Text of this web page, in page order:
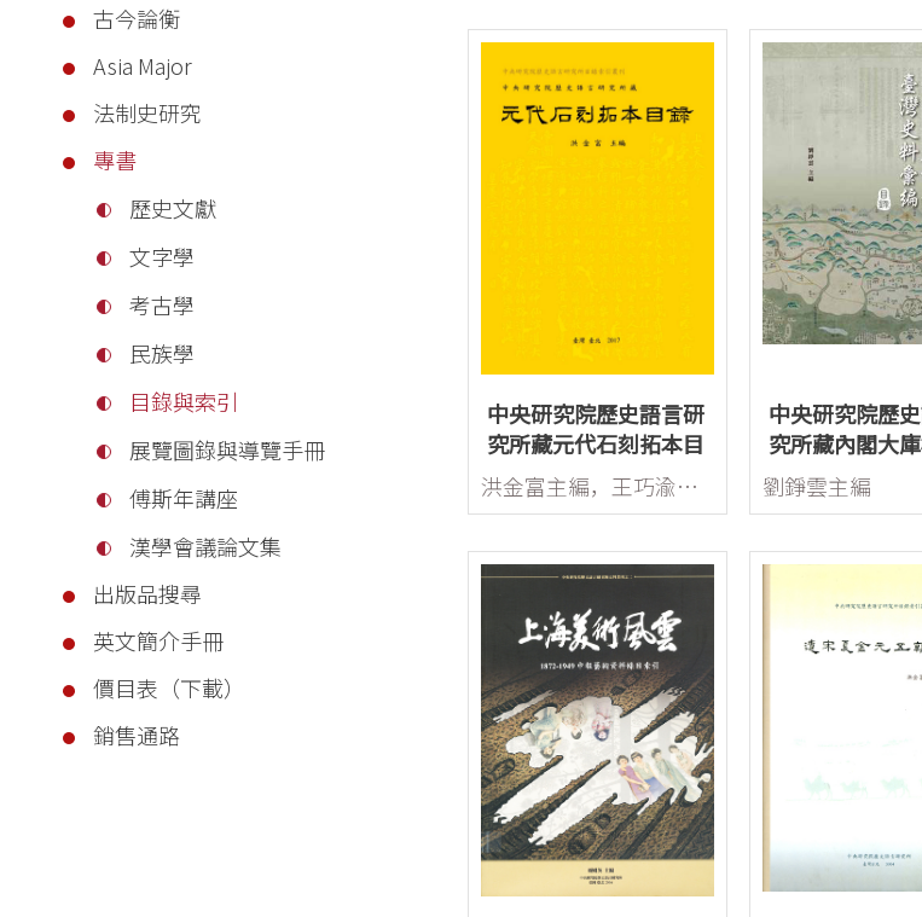
古今論衡
Asia Major
法制史研究
專書
歷史文獻
文字學
考古學
民族學
目錄與索引
展覽圖錄與導覽手冊
傅斯年講座
漢學會議論文集
出版品搜尋
英文簡介手冊
價目表（下載）
銷售通路
中央研究院歷史語言研
究所藏元代石刻拓本目
錄
洪金富主編，王巧渝、陳毓華、趙琦、黃意靜、許正弘、魯芳助編
中央研究院歷
究所藏內閣大
灣史料彙編
劉錚雲主編